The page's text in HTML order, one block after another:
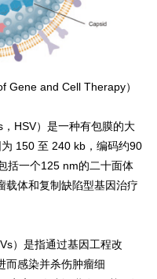
Gene and Cell Therapy）
HSV）是一种有包膜的大
150 至 240 kb，编码约90
括一个125 nm的二十面体
载体和复制缺陷型基因治疗
）是指通过基因工程改
而感染并杀伤肿瘤细